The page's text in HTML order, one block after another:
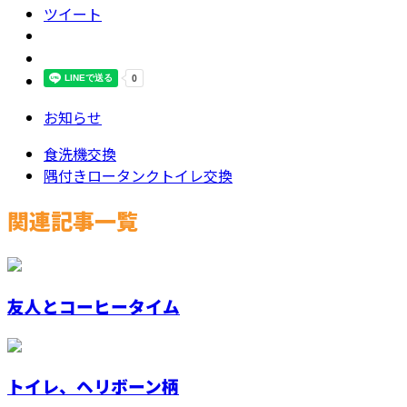
ツイート
お知らせ
食洗機交換
隅付きロータンクトイレ交換
関連記事一覧
友人とコーヒータイム
トイレ、ヘリボーン柄